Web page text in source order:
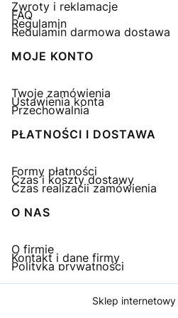
Zwroty i reklamacje
FAQ
Regulamin
Regulamin darmowa dostawa
MOJE KONTO
Twoje zamówienia
Ustawienia konta
Przechowalnia
PŁATNOŚCI I DOSTAWA
Formy płatności
Czas i koszty dostawy
Czas realizacji zamówienia
O NAS
O firmie
Kontakt i dane firmy
Polityka prywatności
Sklep internetowy